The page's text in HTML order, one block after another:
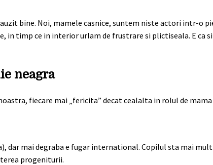
bine. Noi, mamele casnice, suntem niste actori intr-o
timp ce in interior urlam de frustrare si plictiseala. E ca
neagra
fiecare mai „fericita” decat cealalta in rolul de mama
dar mai degraba e fugar international. Copilul sta mai
progeniturii.